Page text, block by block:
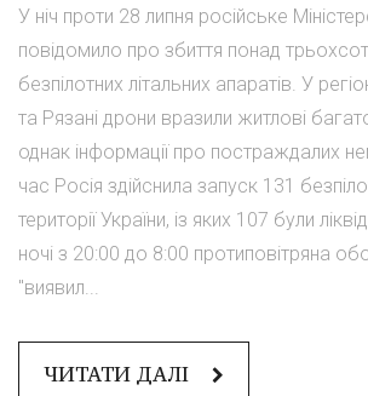
У ніч проти 28 липня російське
повідомило про збиття понад
безпілотних літальних апаратів. У
та Рязані дрони вразили житлові
однак інформації про постраждалих
час Росія здійснила запуск 131
території України, із яких 107 були
ночі з 20:00 до 8:00 протиповітряна
"виявил...
ЧИТАТИ ДАЛІ